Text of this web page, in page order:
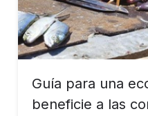
Guía para una
beneficie a las